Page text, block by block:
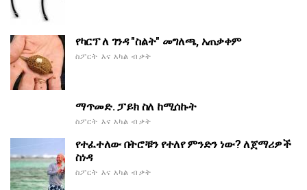
የካርፕ ለ ገንዳ "ስልት" መግለጫ, አጠቃቀም
ስፖርት እና አካል ብቃት
ማጥመድ. ፓይክ ስለ ከሚሰኩት
ስፖርት እና አካል ብቃት
የተፈተለው በትሮቹን የተለየ ምንድን ነው? ለጀማሪዎች
ስነዳ
ስፖርት እና አካል ብቃት